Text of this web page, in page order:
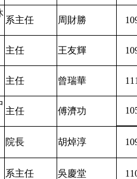
系主任 周財勝
主任 王友輝
主任 曾瑞華
主任 傅濟功
院長 胡焯淳
系主任 吳慶堂